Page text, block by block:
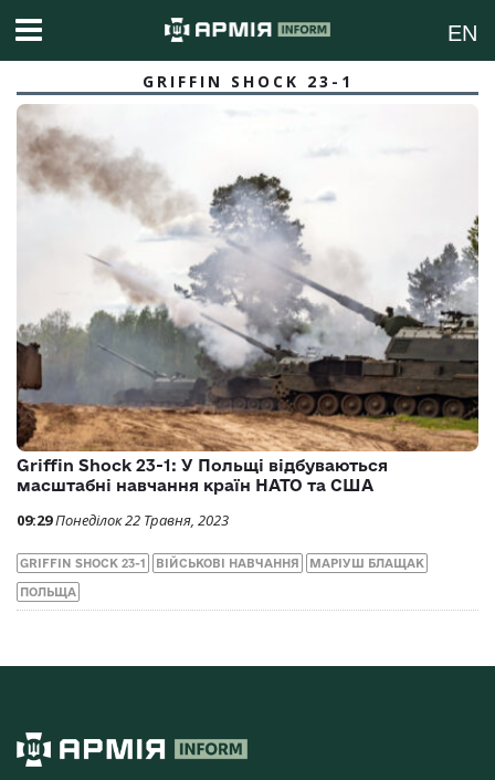
EN
GRIFFIN SHOCK 23-1
Griffin Shock 23-1: У Польщі відбуваються
масштабні навчання країн НАТО та США
09:29Понеділок 22 Травня, 2023
GRIFFIN SHOCK 23-1 ВІЙСЬКОВІ НАВЧАННЯ МАРІУШ БЛАЩАК
ПОЛЬЩА